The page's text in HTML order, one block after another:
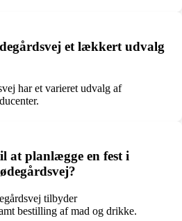
et lækkert udvalg
har et varieret udvalg af
planlægge en fest i
tilbyder
bestilling af mad og drikke.